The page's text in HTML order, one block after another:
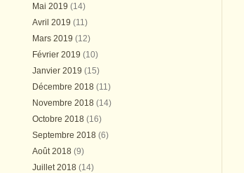
Mai 2019 (14)
Avril 2019 (11)
Mars 2019 (12)
Février 2019 (10)
Janvier 2019 (15)
Décembre 2018 (11)
Novembre 2018 (14)
Octobre 2018 (16)
Septembre 2018 (6)
Août 2018 (9)
Juillet 2018 (14)